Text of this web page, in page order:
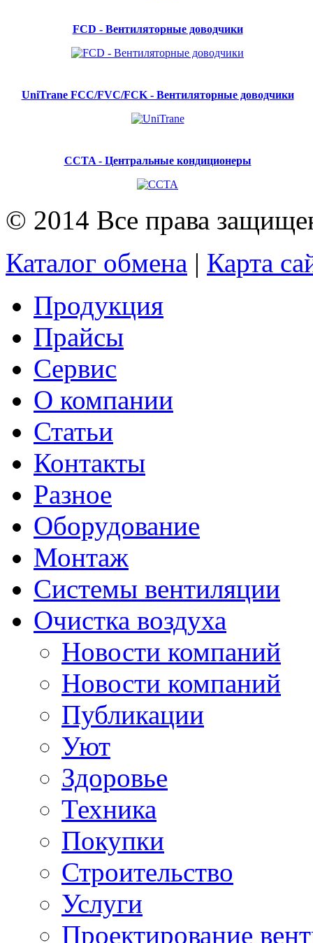
FCD - Вентиляторные доводчики
UniTrane FCC/FVC/FCK - Вентиляторные доводчики
CCTA - Центральные кондиционеры
© 2014 Все права
Каталог обмена | Карта
Продукция
Прайсы
Сервис
О компании
Статьи
Контакты
Разное
Оборудование
Монтаж
Системы вентиляции
Очистка воздуха
Новости компаний
Новости компаний
Публикации
Уют
Здоровье
Техника
Покупки
Строительство
Услуги
Проектирование